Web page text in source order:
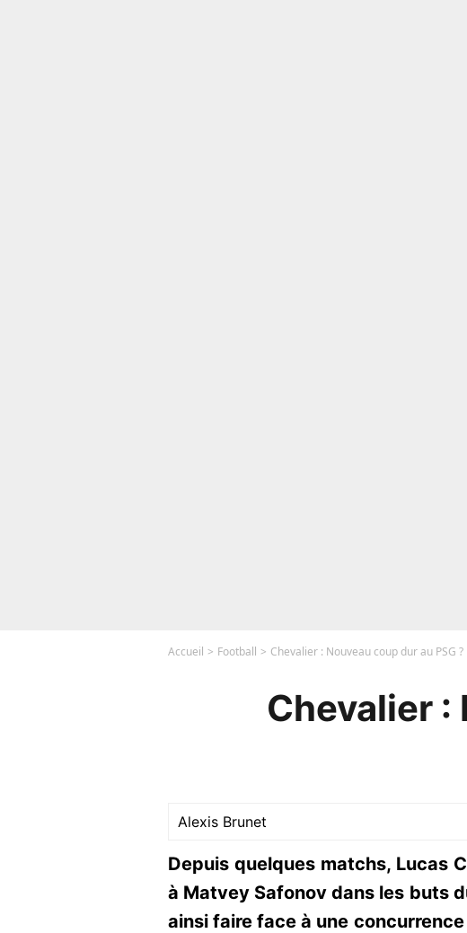
Accueil Football Chevalier : Nouveau coup dur au PSG ?
Chevalier :
Alexis Brunet
Depuis quelques matchs, Lucas
à Matvey Safonov dans les buts
ainsi faire face à une concurrence